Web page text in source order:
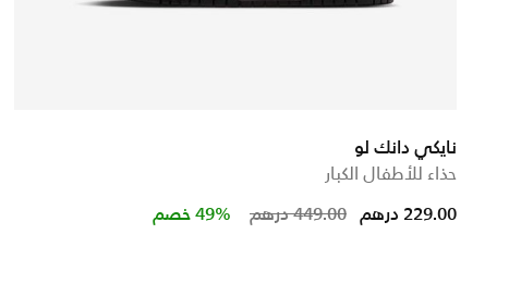
نايكي دانك لو
حذاء للأطفال الكبار
Price reduced from449.00 درهم to 229.00 درهم 49% خصم